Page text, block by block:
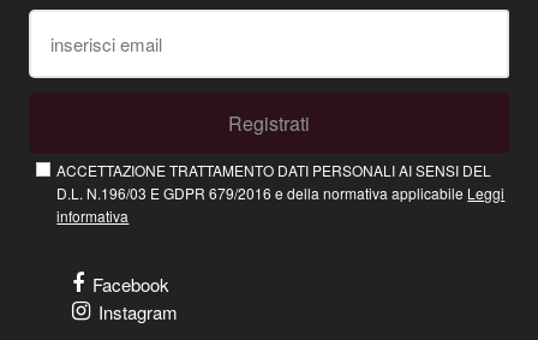
Registrati
ACCETTAZIONE TRATTAMENTO DATI PERSONALI AI SENSI DEL
D.L. N.196/03 E GDPR 679/2016 e della normativa applicabile Leggi
informativa
Facebook
Instagram